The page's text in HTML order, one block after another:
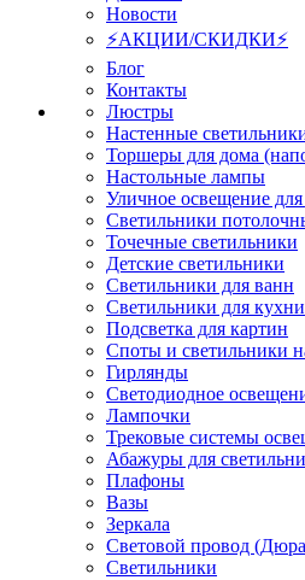
Новости
⚡АКЦИИ/СКИДКИ⚡
Блог
Контакты
Люстры
Настенные
Торшеры для дома
Настольные лампы
Уличное освещение
Светильники
Точечные светильники
Детские светильники
Светильники для ванн
Светильники для кухни
Подсветка для картин
Споты и светильники
Гирлянды
Светодиодное
Лампочки
Трековые системы
Абажуры для
Плафоны
Вазы
Зеркала
Световой провод
Светильники